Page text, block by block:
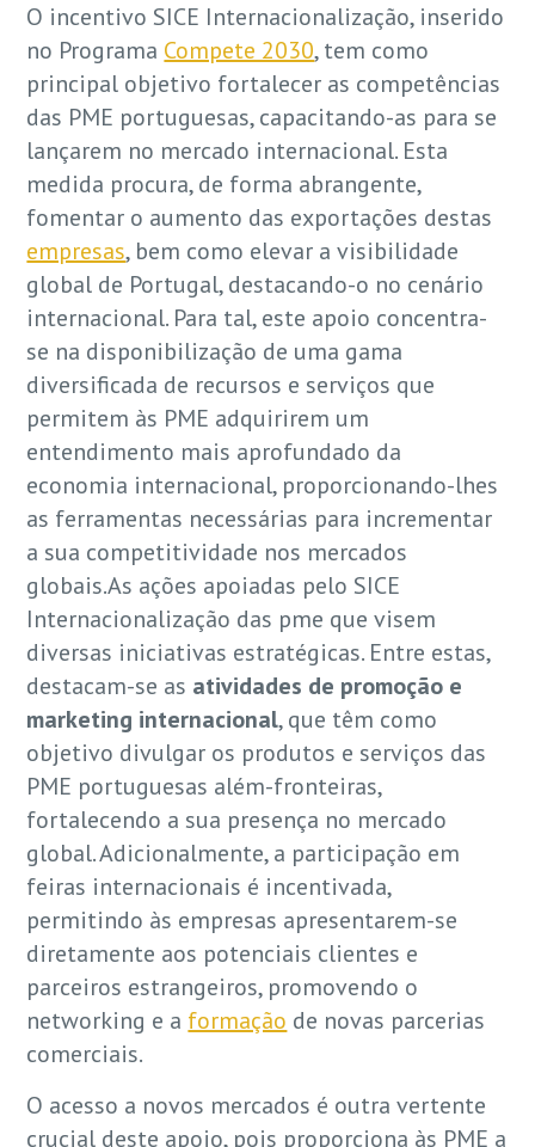
O incentivo SICE Internacionalização, inserido
no Programa Compete 2030, tem como
principal objetivo fortalecer as competências
das PME portuguesas, capacitando-as para se
lançarem no mercado internacional. Esta
medida procura, de forma abrangente,
fomentar o aumento das exportações destas
empresas, bem como elevar a visibilidade
global de Portugal, destacando-o no cenário
internacional. Para tal, este apoio concentra-
se na disponibilização de uma gama
diversificada de recursos e serviços que
permitem às PME adquirirem um
entendimento mais aprofundado da
economia internacional, proporcionando-lhes
as ferramentas necessárias para incrementar
a sua competitividade nos mercados
globais.As ações apoiadas pelo SICE
Internacionalização das pme que visem
diversas iniciativas estratégicas. Entre estas,
destacam-se as atividades de promoção e
marketing internacional, que têm como
objetivo divulgar os produtos e serviços das
PME portuguesas além-fronteiras,
fortalecendo a sua presença no mercado
global. Adicionalmente, a participação em
feiras internacionais é incentivada,
permitindo às empresas apresentarem-se
diretamente aos potenciais clientes e
parceiros estrangeiros, promovendo o
networking e a formação de novas parcerias
comerciais.
O acesso a novos mercados é outra vertente
crucial deste apoio, pois proporciona às PME a